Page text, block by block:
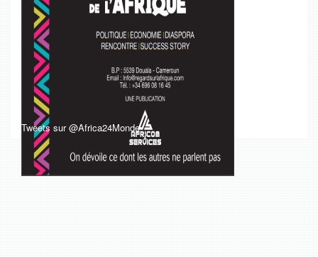
Tweets sur @Africa24Monde